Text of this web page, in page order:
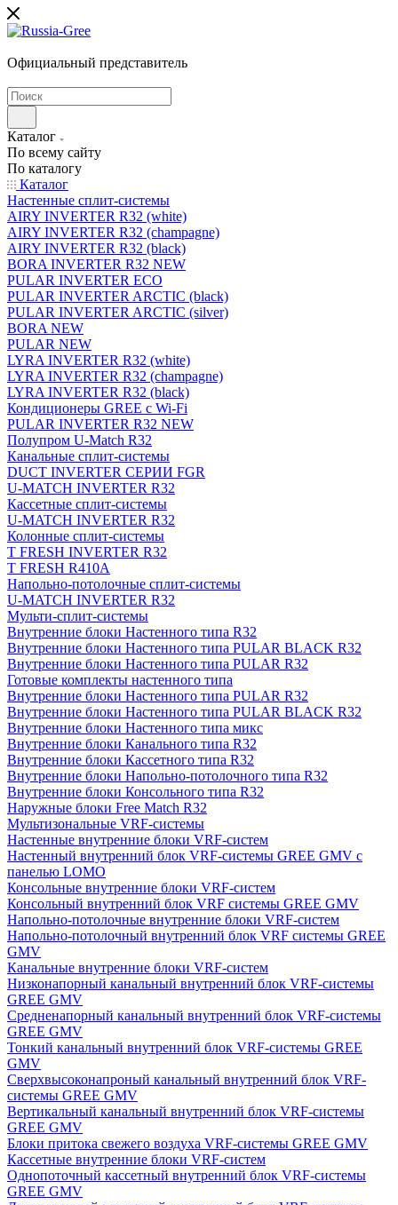
Официальный представитель
Каталог
По всему сайту
По каталогу
Каталог
Настенные сплит-системы
AIRY INVERTER R32 (white)
AIRY INVERTER R32 (champagne)
AIRY INVERTER R32 (black)
BORA INVERTER R32 NEW
PULAR INVERTER ECO
PULAR INVERTER ARCTIC (black)
PULAR INVERTER ARCTIC (silver)
BORA NEW
PULAR NEW
LYRA INVERTER R32 (white)
LYRA INVERTER R32 (champagne)
LYRA INVERTER R32 (black)
Кондиционеры GREE с Wi-Fi
PULAR INVERTER R32 NEW
Полупром U-Match R32
Канальные сплит-системы
DUCT INVERTER СЕРИИ FGR
U-MATCH INVERTER R32
Кассетные сплит-системы
U-MATCH INVERTER R32
Колонные сплит-системы
T FRESH INVERTER R32
T FRESH R410A
Напольно-потолочные сплит-системы
U-MATCH INVERTER R32
Мульти-сплит-системы
Внутренние блоки Настенного типа R32
Внутренние блоки Настенного типа PULAR BLACK R32
Внутренние блоки Настенного типа PULAR R32
Готовые комплекты настенного типа
Внутренние блоки Настенного типа PULAR R32
Внутренние блоки Настенного типа PULAR BLACK R32
Внутренние блоки Настенного типа микс
Внутренние блоки Канального типа R32
Внутренние блоки Кассетного типа R32
Внутренние блоки Напольно-потолочного типа R32
Внутренние блоки Консольного типа R32
Наружные блоки Free Match R32
Мультизональные VRF-системы
Настенные внутренние блоки VRF-систем
Настенный внутренний блок VRF-системы GREE GMV с
панелью LOMO
Консольные внутренние блоки VRF-систем
Консольный внутренний блок VRF системы GREE GMV
Напольно-потолочные внутренние блоки VRF-систем
Напольно-потолочный внутренний блок VRF системы GREE
GMV
Канальные внутренние блоки VRF-систем
Низконапорный канальный внутренний блок VRF-системы
GREE GMV
Средненапорный канальный внутренний блок VRF-системы
GREE GMV
Тонкий канальный внутренний блок VRF-системы GREE
GMV
Сверхвысоконапроный канальный внутренний блок VRF-
системы GREE GMV
Вертикальный канальный внутренний блок VRF-системы
GREE GMV
Блоки притока свежего воздуха VRF-системы GREE GMV
Кассетные внутренние блоки VRF-систем
Однопоточный кассетный внутренний блок VRF-системы
GREE GMV